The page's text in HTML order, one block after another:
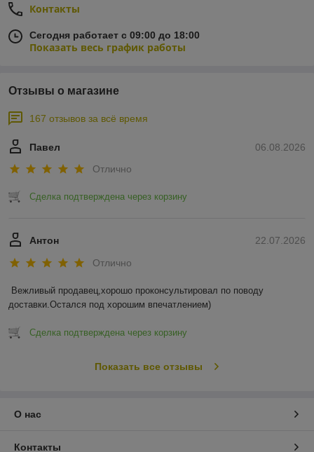
Контакты
Сегодня работает с 09:00 до 18:00
Показать весь график работы
Отзывы о магазине
167 отзывов за всё время
06.08.2026
Павел
Отлично
Сделка подтверждена через корзину
22.07.2026
Антон
Отлично
Вежливый продавец,хорошо проконсультировал по поводу
доставки.Остался под хорошим впечатлением)
Сделка подтверждена через корзину
Показать все отзывы
О нас
Контакты